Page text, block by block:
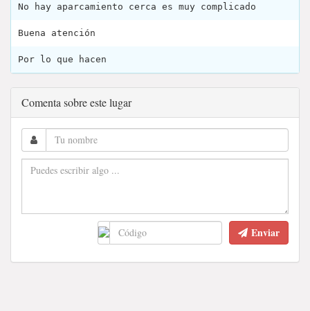
No hay aparcamiento cerca es muy complicado
Buena atención
Por lo que hacen
Comenta sobre este lugar
Enviar